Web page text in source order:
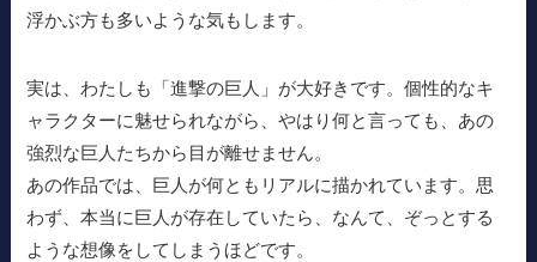
浮かぶ方も多いような気もします。
実は、わたしも「進撃の巨人」が大好きです。個性的なキ
ャラクターに魅せられながら、やはり何と言っても、あの
強烈な巨人たちから目が離せません。
あの作品では、巨人が何ともリアルに描かれています。思
わず、本当に巨人が存在していたら、なんて、ぞっとする
ような想像をしてしまうほどです。